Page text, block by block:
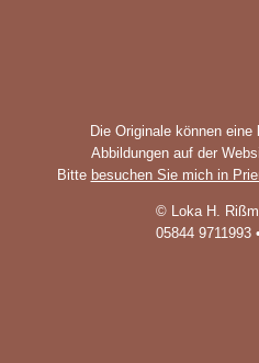
Die Originale können
Abbildungen auf der
Bitte besuchen Sie mich in
© Loka H.
05844 9711993